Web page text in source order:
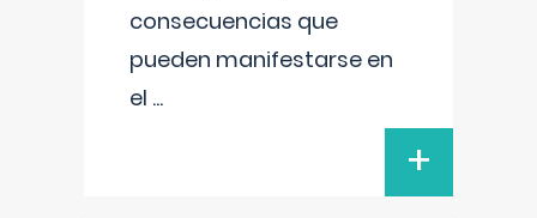
consecuencias que
pueden manifestarse en
el ...
+